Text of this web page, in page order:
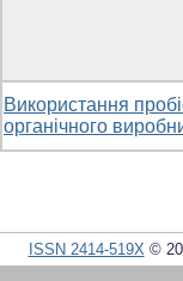
Використання
органічного
ISSN 2414-519X©